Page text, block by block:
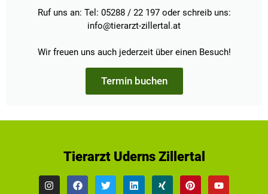
Ruf uns an: Tel: 05288 / 22 197 oder schreib uns:
info@tierarzt-zillertal.at
Wir freuen uns auch jederzeit über einen Besuch!
Termin buchen
Tierarzt Uderns Zillertal